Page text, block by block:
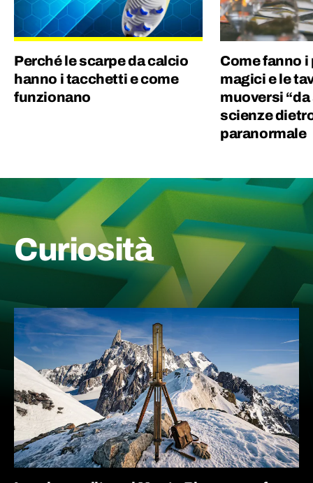
Perché le scarpe da calcio
hanno i tacchetti e come
funzionano
Come fanno
magici e le
muoversi “da
scienze
paranormale
Curiosità